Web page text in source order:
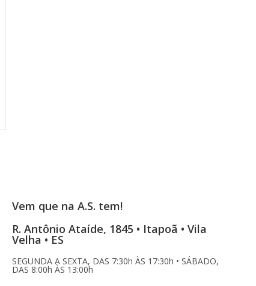
Vem que na A.S. tem!
R. Antônio Ataíde, 1845 • Itapoã • Vila
Velha • ES
SEGUNDA A SEXTA, DAS 7:30h ÀS 17:30h • SÁBADO,
DAS 8:00h ÀS 13:00h